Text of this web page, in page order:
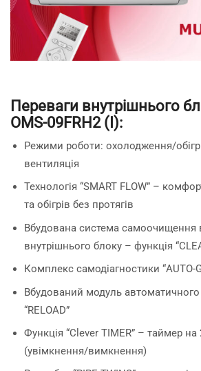
Переваги внутрішнього
OMS-09FRH2 (I):
Режими роботи: охолодження/
вентиляція
Технологія “SMART FLOW” –
та обігрів без протягів
Вбудована система самоочищення
внутрішнього блоку – функція
Комплекс самодіагностики “AUTO-
Вбудований модуль автоматичного
“RELOAD”
Функція “Сlever TIMER” – таймер на
(увімкнення/вимкнення)